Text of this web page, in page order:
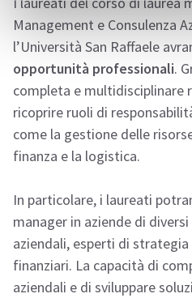
Management e Consulenza
l’Università San Raffaele
opportunità professionali.
completa e multidisciplinare
ricoprire ruoli di
come la gestione delle
finanza e la logistica.
In particolare, i laureati
manager in aziende di
aziendali, esperti di strategia
finanziari. La capacità di
aziendali e di sviluppare